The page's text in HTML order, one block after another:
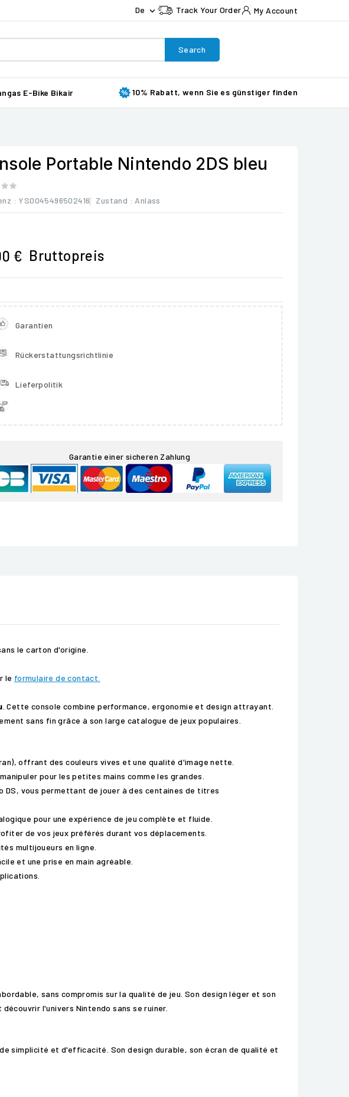
De  Track Your Order My Account
Search
E-Bike Bikair 10% Rabatt, wenn Sie es günstiger finden
Portable Nintendo 2DS bleu
: YS0045496502416 Zustand : Anlass
€ Bruttopreis
Garantien
Rückerstattungsrichtlinie
Lieferpolitik
Garantie einer sicheren Zahlung
le carton d'origine.
le formulaire de contact.
. Cette console combine performance, ergonomie et design attrayant.
sans fin grâce à son large catalogue de jeux populaires.
offrant des couleurs vives et une qualité d'image nette.
pour les petites mains comme les grandes.
DS, vous permettant de jouer à des centaines de titres
pour une expérience de jeu complète et fluide.
de vos jeux préférés durant vos déplacements.
multijoueurs en ligne.
et une prise en main agréable.
sans compromis sur la qualité de jeu. Son design léger et son
l'univers Nintendo sans se ruiner.
simplicité et d'efficacité. Son design durable, son écran de qualité et